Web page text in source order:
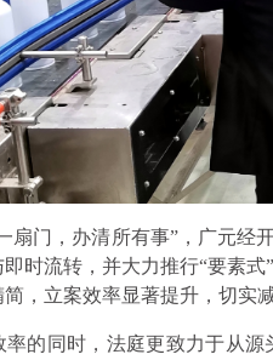
扇门，办清所有事”，广元经
时流转，并大力推行“要素
，立案效率显著提升，切实
率的同时，法庭更致力于从